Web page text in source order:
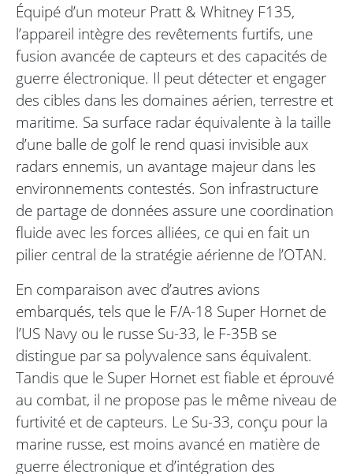
Équipé d’un moteur Pratt & Whitney F135,
l’appareil intègre des revêtements furtifs, une
fusion avancée de capteurs et des capacités de
guerre électronique. Il peut détecter et engager
des cibles dans les domaines aérien, terrestre et
maritime. Sa surface radar équivalente à la taille
d’une balle de golf le rend quasi invisible aux
radars ennemis, un avantage majeur dans les
environnements contestés. Son infrastructure
de partage de données assure une coordination
fluide avec les forces alliées, ce qui en fait un
pilier central de la stratégie aérienne de l’OTAN.
En comparaison avec d’autres avions
embarqués, tels que le F/A-18 Super Hornet de
l’US Navy ou le russe Su-33, le F-35B se
distingue par sa polyvalence sans équivalent.
Tandis que le Super Hornet est fiable et éprouvé
au combat, il ne propose pas le même niveau de
furtivité et de capteurs. Le Su-33, conçu pour la
marine russe, est moins avancé en matière de
guerre électronique et d’intégration des